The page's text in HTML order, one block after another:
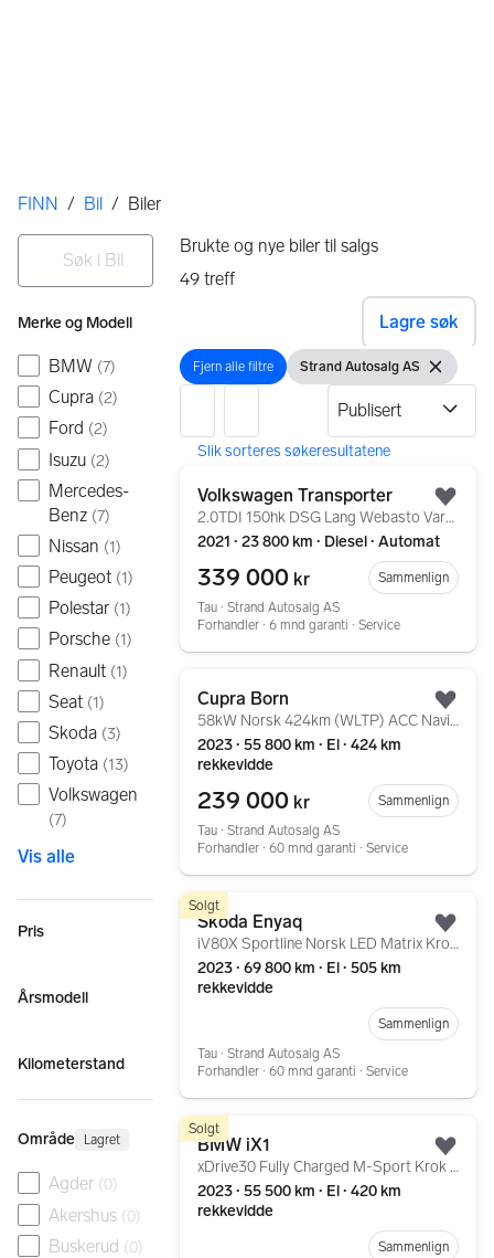
Her er du
FINN / Bil / Biler
Filtre
Søk i Bil
Merke og Modell
BMW (7)
Cupra (2)
Ford (2)
Isuzu (2)
Mercedes-
Benz (7)
Nissan (1)
Peugeot (1)
Polestar (1)
Porsche (1)
Renault (1)
Seat (1)
Skoda (3)
Toyota (13)
Volkswagen
(7)
Vis alle
Pris
Årsmodell
Kilometerstand
Område Lagret
Agder (0)
Akershus (0)
Buskerud (0)
Brukte og nye biler til salgs
49treff
Lagre søk
Fjern alle filtre
Fjern alle filtre Vis filter
Strand Autosalg AS Fjern
Volkswagen Transporter
2.0TDI 150hk DSG Lang Webasto Varmeveksler 2x Skyvedør
2021 ∙ 23 800 km ∙ Diesel ∙ Automat
339 000 kr
Sammenlign
Tau ∙ Strand Autosalg AS
Forhandler ∙ 6 mnd garanti ∙ Service
Cupra Born
58kW Norsk 424km (WLTP) ACC Navigasjon Ryggekamera
2023 ∙ 55 800 km ∙ El ∙ 424 km
rekkevidde
239 000 kr
Sammenlign
Tau ∙ Strand Autosalg AS
Forhandler ∙ 60 mnd garanti ∙ Service
Solgt
Skoda Enyaq
iV80X Sportline Norsk LED Matrix Krok AdaptivCruise ++
2023 ∙ 69 800 km ∙ El ∙ 505 km
rekkevidde
Sammenlign
Tau ∙ Strand Autosalg AS
Forhandler ∙ 60 mnd garanti ∙ Service
Gå til annonsen
Solgt
BMW iX1
xDrive30 Fully Charged M-Sport Krok LED Harman/Kardon +
2023 ∙ 55 500 km ∙ El ∙ 420 km
rekkevidde
Sammenlign
Gå til annonsen